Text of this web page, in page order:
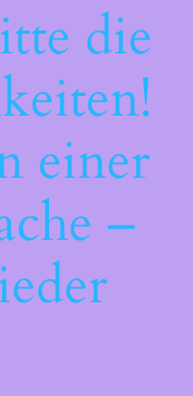
die
einer
–